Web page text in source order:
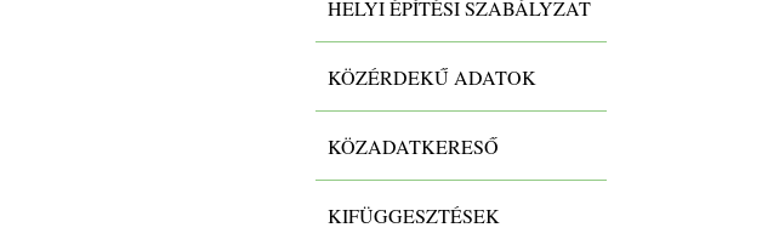
HELYI ÉPÍTÉSI SZABÁLYZAT
KÖZÉRDEKŰ ADATOK
KÖZADATKERESŐ
KIFÜGGESZTÉSEK